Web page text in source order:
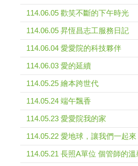
114.06.05 歡笑不斷的下午時光
114.06.05 昇恆昌志工服務日記
114.06.04 愛愛院的科技夥伴
114.06.03 愛的延續
114.05.25 繪本跨世代
114.05.24 端午飄香
114.05.23 愛愛院我的家
114.05.22 愛地球，讓我們一起來
114.05.21 長照A單位 個管師的